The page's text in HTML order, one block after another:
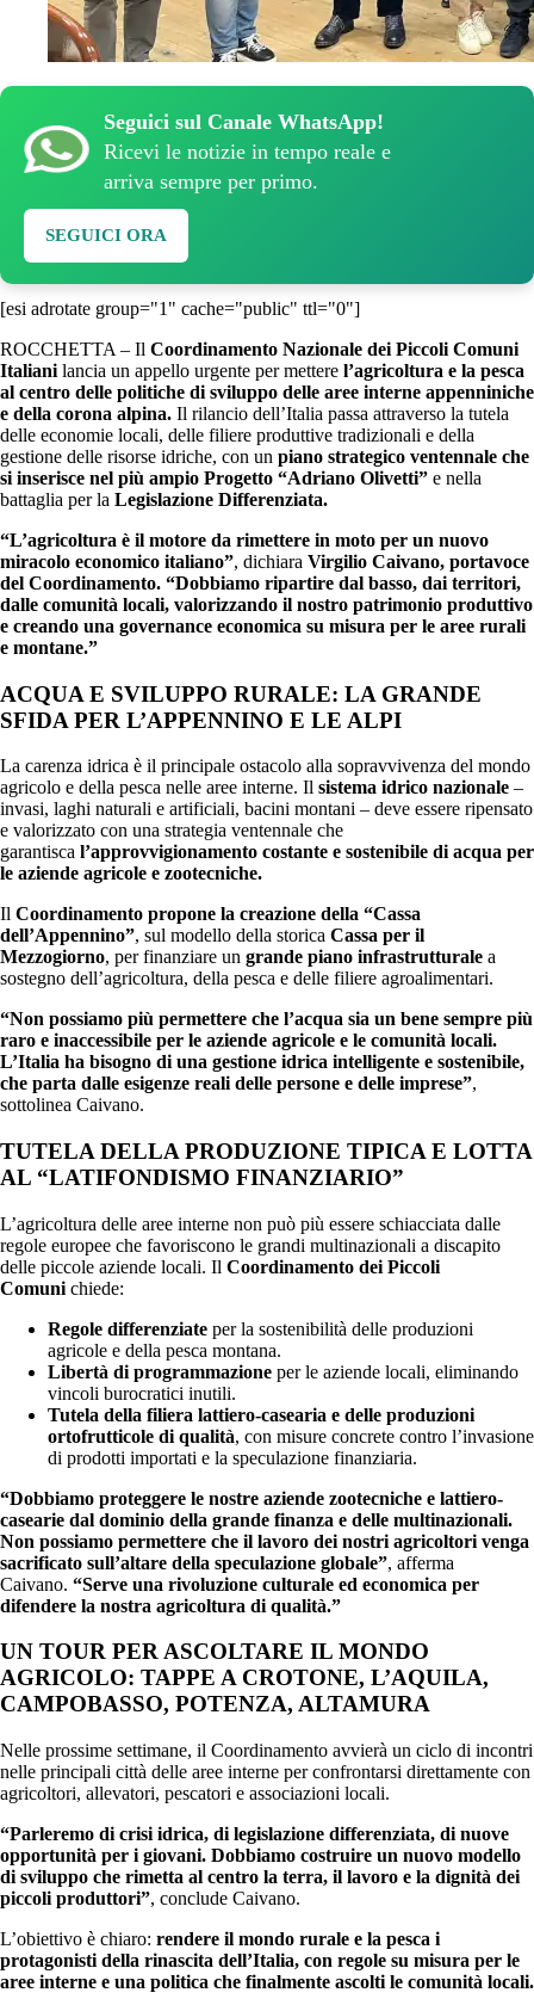
Seguici sul Canale WhatsApp!
Ricevi le notizie in tempo reale e
arriva sempre per primo.
SEGUICI ORA
[esi adrotate group="1" cache="public" ttl="0"]
ROCCHETTA – Il Coordinamento Nazionale dei Piccoli Comuni
Italiani lancia un appello urgente per mettere l’agricoltura e la pesca
al centro delle politiche di sviluppo delle aree interne appenniniche
e della corona alpina. Il rilancio dell’Italia passa attraverso la tutela
delle economie locali, delle filiere produttive tradizionali e della
gestione delle risorse idriche, con un piano strategico ventennale che
si inserisce nel più ampio Progetto “Adriano Olivetti” e nella
battaglia per la Legislazione Differenziata.
“L’agricoltura è il motore da rimettere in moto per un nuovo
miracolo economico italiano”, dichiara Virgilio Caivano, portavoce
del Coordinamento. “Dobbiamo ripartire dal basso, dai territori,
dalle comunità locali, valorizzando il nostro patrimonio produttivo
e creando una governance economica su misura per le aree rurali
e montane.”
ACQUA E SVILUPPO RURALE: LA GRANDE
SFIDA PER L’APPENNINO E LE ALPI
La carenza idrica è il principale ostacolo alla sopravvivenza del mondo
agricolo e della pesca nelle aree interne. Il sistema idrico nazionale –
invasi, laghi naturali e artificiali, bacini montani – deve essere ripensato
e valorizzato con una strategia ventennale che
garantisca l’approvvigionamento costante e sostenibile di acqua per
le aziende agricole e zootecniche.
Il Coordinamento propone la creazione della “Cassa
dell’Appennino”, sul modello della storica Cassa per il
Mezzogiorno, per finanziare un grande piano infrastrutturale a
sostegno dell’agricoltura, della pesca e delle filiere agroalimentari.
“Non possiamo più permettere che l’acqua sia un bene sempre più
raro e inaccessibile per le aziende agricole e le comunità locali.
L’Italia ha bisogno di una gestione idrica intelligente e sostenibile,
che parta dalle esigenze reali delle persone e delle imprese”,
sottolinea Caivano.
TUTELA DELLA PRODUZIONE TIPICA E LOTTA
AL “LATIFONDISMO FINANZIARIO”
L’agricoltura delle aree interne non può più essere schiacciata dalle
regole europee che favoriscono le grandi multinazionali a discapito
delle piccole aziende locali. Il Coordinamento dei Piccoli
Comuni chiede:
Regole differenziate per la sostenibilità delle produzioni
agricole e della pesca montana.
Libertà di programmazione per le aziende locali, eliminando
vincoli burocratici inutili.
Tutela della filiera lattiero-casearia e delle produzioni
ortofrutticole di qualità, con misure concrete contro l’invasione
di prodotti importati e la speculazione finanziaria.
“Dobbiamo proteggere le nostre aziende zootecniche e lattiero-
casearie dal dominio della grande finanza e delle multinazionali.
Non possiamo permettere che il lavoro dei nostri agricoltori venga
sacrificato sull’altare della speculazione globale”, afferma
Caivano. “Serve una rivoluzione culturale ed economica per
difendere la nostra agricoltura di qualità.”
UN TOUR PER ASCOLTARE IL MONDO
AGRICOLO: TAPPE A CROTONE, L’AQUILA,
CAMPOBASSO, POTENZA, ALTAMURA
Nelle prossime settimane, il Coordinamento avvierà un ciclo di incontri
nelle principali città delle aree interne per confrontarsi direttamente con
agricoltori, allevatori, pescatori e associazioni locali.
“Parleremo di crisi idrica, di legislazione differenziata, di nuove
opportunità per i giovani. Dobbiamo costruire un nuovo modello
di sviluppo che rimetta al centro la terra, il lavoro e la dignità dei
piccoli produttori”, conclude Caivano.
L’obiettivo è chiaro: rendere il mondo rurale e la pesca i
protagonisti della rinascita dell’Italia, con regole su misura per le
aree interne e una politica che finalmente ascolti le comunità locali.